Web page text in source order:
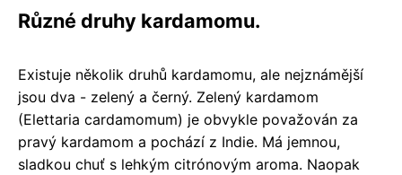
Různé druhy kardamomu.
Existuje několik druhů kardamomu, ale nejznámější
jsou dva - zelený a černý. Zelený kardamom
(Elettaria cardamomum) je obvykle považován za
pravý kardamom a pochází z Indie. Má jemnou,
sladkou chuť s lehkým citrónovým aroma. Naopak